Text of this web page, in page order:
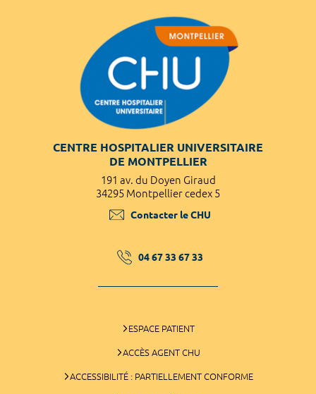
CENTRE HOSPITALIER UNIVERSITAIRE
DE MONTPELLIER
191 av. du Doyen Giraud
34295 Montpellier cedex 5
Contacter le CHU
04 67 33 67 33
ESPACE PATIENT
ACCÈS AGENT CHU
ACCESSIBILITÉ : PARTIELLEMENT CONFORME